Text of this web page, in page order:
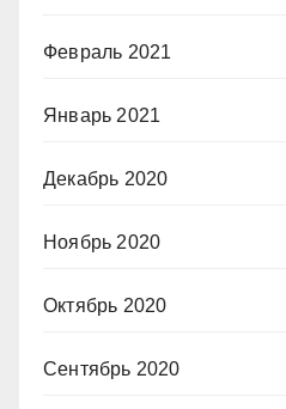
Февраль 2021
Январь 2021
Декабрь 2020
Ноябрь 2020
Октябрь 2020
Сентябрь 2020